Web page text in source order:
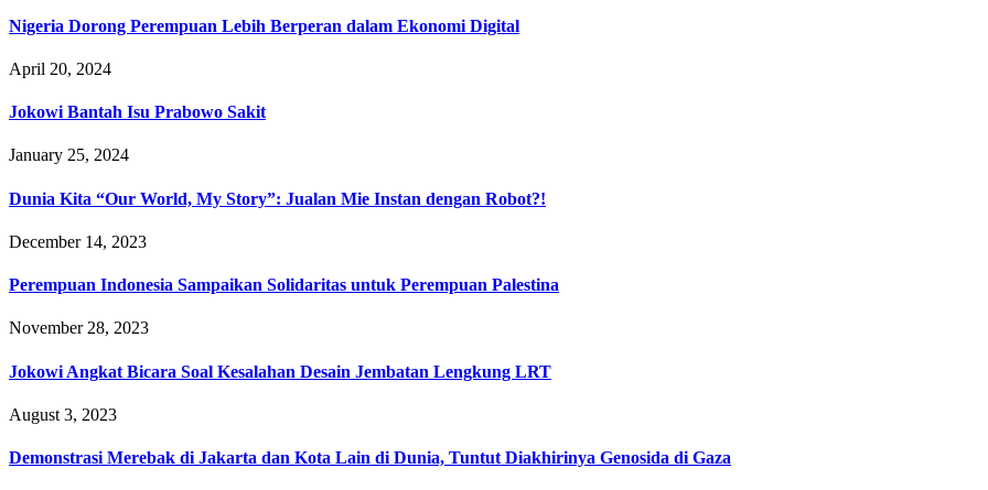
Nigeria Dorong Perempuan Lebih Berperan dalam Ekonomi Digital
April 20, 2024
Jokowi Bantah Isu Prabowo Sakit
January 25, 2024
Dunia Kita “Our World, My Story”: Jualan Mie Instan dengan Robot?!
December 14, 2023
Perempuan Indonesia Sampaikan Solidaritas untuk Perempuan Palestina
November 28, 2023
Jokowi Angkat Bicara Soal Kesalahan Desain Jembatan Lengkung LRT
August 3, 2023
Demonstrasi Merebak di Jakarta dan Kota Lain di Dunia, Tuntut Diakhirinya Genosida di Gaza